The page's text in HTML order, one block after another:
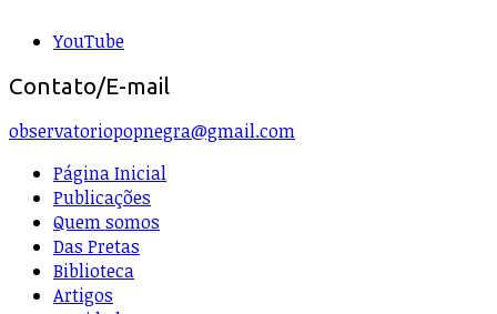
YouTube
Contato/E-mail
observatoriopopnegra@gmail.com
Página Inicial
Publicações
Quem somos
Das Pretas
Biblioteca
Artigos